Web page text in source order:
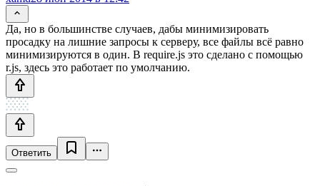
Да, но в большинстве случаев, дабы минимизировать
просадку на лишние запросы к серверу, все файлы всё равно
минимизируются в один. В require.js это сделано с помощью
r.js, здесь это работает по умолчанию.
Ответить